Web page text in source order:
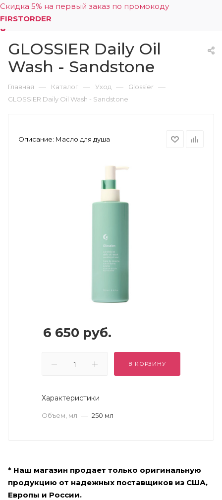
Скидка 5% на первый заказ по промокоду
FIRSTORDER
0
GLOSSIER Daily Oil
Wash - Sandstone
Главная — Каталог — Уход — Glossier —
GLOSSIER Daily Oil Wash - Sandstone
Описание: Масло для душа
6 650 руб.
В КОРЗИНУ
Характеристики
Объем, мл — 250 мл
* Наш магазин продает только оригинальную
продукцию от надежных поставщиков из США,
Европы и России.